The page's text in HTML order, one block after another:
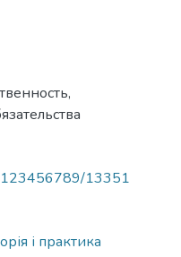
,
123456789/13351
і практика